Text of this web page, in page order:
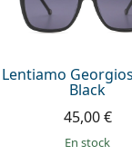
Lentiamo
Black
45,00 €
en stock